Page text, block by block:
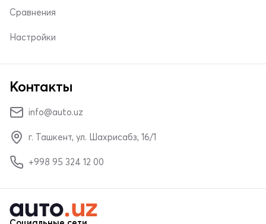
Сравнения
Настройки
Контакты
info@auto.uz
г. Ташкент, ул. Шахрисабз, 16/1
+998 95 324 12 00